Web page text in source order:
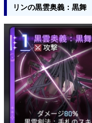
リンの黒雲奥義：黒舞